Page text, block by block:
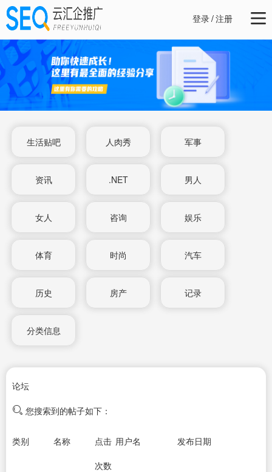
登录/注册
生活贴吧 人肉秀 军事
资讯 .NET 男人
女人 咨询 娱乐
体育 时尚 汽车
历史 房产 记录
分类信息
论坛
您搜索到的帖子如下：
类别 名称
点击
次数
用户名 发布日期